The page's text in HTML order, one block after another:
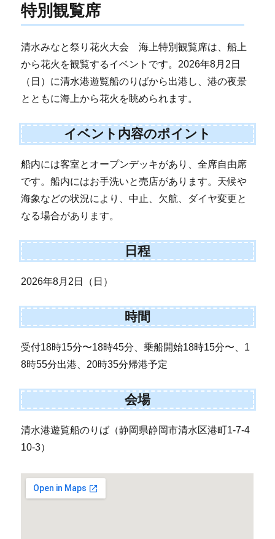
特別観覧席
清水みなと祭り花火大会 海上特別観覧席は、船上
から花火を観覧するイベントです。2026年8月2日
（日）に清水港遊覧船のりばから出港し、港の夜景
とともに海上から花火を眺められます。
イベント内容のポイント
船内には客室とオープンデッキがあり、全席自由席
です。船内にはお手洗いと売店があります。天候や
海象などの状況により、中止、欠航、ダイヤ変更と
なる場合があります。
日程
2026年8月2日（日）
時間
受付18時15分〜18時45分、乗船開始18時15分〜、1
8時55分出港、20時35分帰港予定
会場
清水港遊覧船のりば（静岡県静岡市清水区港町1-7-4
10-3）